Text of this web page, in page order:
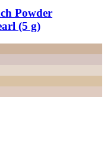
Powder
(5 g)